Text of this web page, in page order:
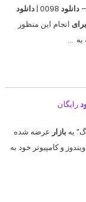
دانلود
دانلود
برای انجام این منظور
به …
رایگان
به بازار عرضه شده
ویندوز و کامپیوتر خود به